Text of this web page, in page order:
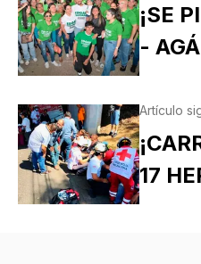
¡SE
-
Artículo
17